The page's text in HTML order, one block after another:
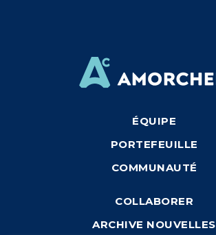
ÉQUIPE
PORTEFEUILLE
COMMUNAUTÉ
COLLABORER
ARCHIVE NOUVELLES